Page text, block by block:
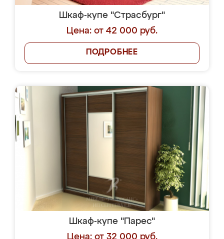
Шкаф-купе "Страсбург"
Цена: от 42 000 руб.
ПОДРОБНЕЕ
Шкаф-купе "Парес"
Цена: от 32 000 руб.